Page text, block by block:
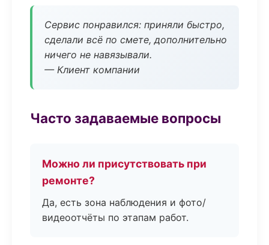
Сервис понравился: приняли быстро,
сделали всё по смете, дополнительно
ничего не навязывали.
— Клиент компании
Часто задаваемые вопросы
Можно ли присутствовать при
ремонте?
Да, есть зона наблюдения и фото/
видеоотчёты по этапам работ.